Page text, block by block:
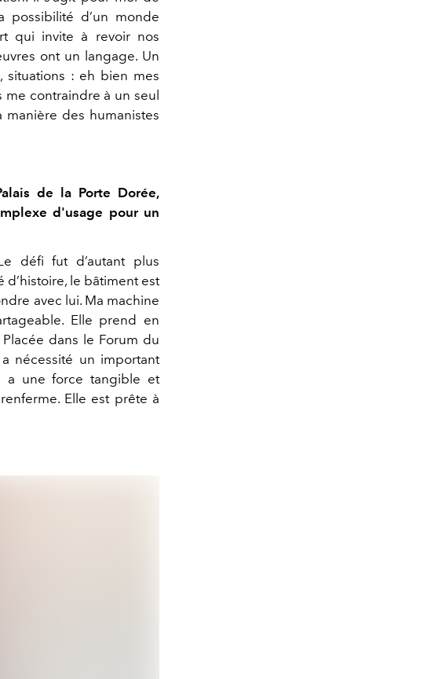
d’un monde
qui invite à revoir nos
ont un langage. Un
situations : eh bien mes
contraindre à un seul
manière des humanistes
de la Porte Dorée,
d'usage pour un
défi fut d’autant plus
le bâtiment est
avec lui. Ma machine
Elle prend en
dans le Forum du
nécessité un important
a une force tangible et
Elle est prête à